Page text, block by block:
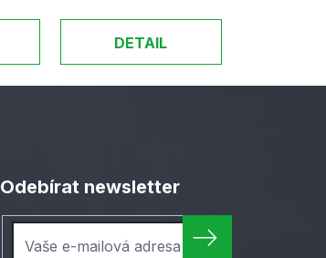
DETAIL
Odebírat newsletter